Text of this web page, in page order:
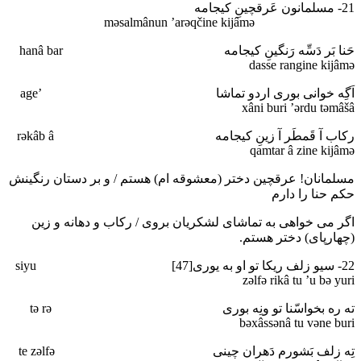
21- مسلمانون عَرقچینِ کیجامه
حَنا بَر دَسِّه رَنگینِ کیجامه hanâ bar
dasse rangine kijâmә
اَگِه خوانی بوری اردو تماشا ’age
xâni buri ’әrdu tәmâšâ
رکاب آ قَمطَر آ زینِ کیجامه rәkâb â
qamtar â zine kijâmә
مسلمانان! عرقچین دختر (معشوقه ام) هستم / و بر دستان رنگینش
حکم حنا را دارم
اگر می خواهی به تماشای لشکریان بروی / رکاب و دهانه و زین
(چهارپای) دختر هستم.
22- سیو زلف ریکا تو او به یوری[47] siyu
zәlfә rikâ tu ’u bә yuri
ته ره بخواسّنا تو ونِه بوری tә rә
bәxâssәnâ tu vәne buri
تِه زلف بَشورم دَهران چینی te zәlfә